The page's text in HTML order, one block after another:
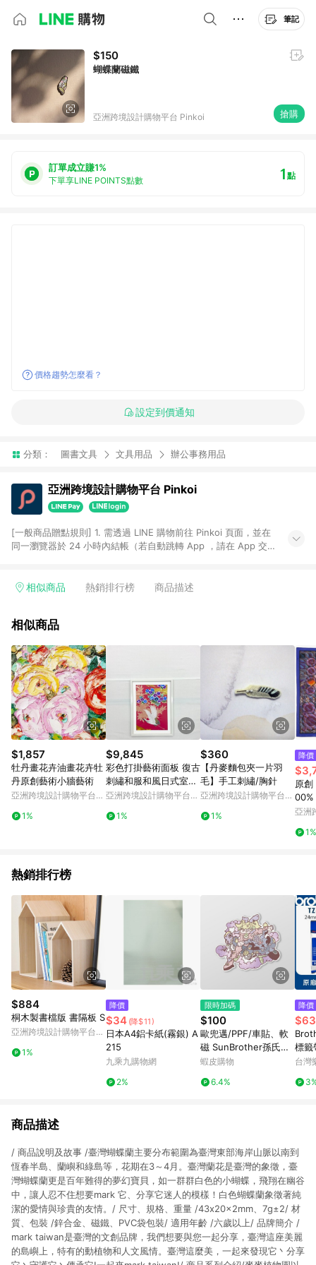
筆記
$150
蝴蝶蘭磁鐵
亞洲跨境設計購物平台 Pinkoi 搶購
訂單成立賺1%
下單享LINE POINTS點數 1點
價格趨勢怎麼看？
設定到價通知
分類： 圖書文具 文具用品 辦公事務用品
亞洲跨境設計購物平台 Pinkoi
[一般商品贈點規則] 1. 需透過 LINE 購物前往 Pinkoi 頁面，並在
同一瀏覽器於 24 小時內結帳（若自動跳轉 App ，請在 App 交
回饋訂單不得享有 Pinkoi 站方優惠，例如首購優惠，P coins，
行為，不具贈點資格，部分退款不在此限。 6. APP 請更新至
貨後 45 天後發送。 8. 群眾募資商品，禮物卡，開館保證金，補
運費，攤位費等不具贈點資格。 9. LINE 購物站上之商品規格、
顏色、價位、贈品如與 Pinkoi 商品資訊頁及購物車不符，以
Pinkoi 購物商品資訊頁及購物車標示為準。 10. 點數紅包使用規
則請以點數紅包活動說明為準。 11. 若於 LINE 購物前往 Pinkoi
頁面後才首次下載 Pinkoi APP 並完成訂單，不符合導購資格；承
上，首次下載 Pinkoi APP 後，需透過 LINE 購物前往 Pinkoi 頁
面，方享導購資格。
相似商品 熱銷排行榜 商品描述
相似商品
$1,857
牡丹畫花卉油畫花卉牡
丹原創藝術小牆藝術
亞洲跨境設計購物平台
1%
$9,845
彩色打掛藝術面板 復古
刺繡和服和風日式室內
裝飾 禮物鶴 結婚禮物
運物品 帶框室內裝飾
亞洲跨境設計購物平台
1%
$360
【丹麥麵包夾一片羽
毛】手工刺繡/胸針
亞洲跨境設計購物平台
1%
降價
原
00%
設計
亞洲
1%
熱銷排行榜
$884
桐木製書檔版 書隔板 S
亞洲跨境設計購物平台
1%
降價
$34 (降$11)
日本A4鋁卡紙(霧銀) A
215
九乘九購物網
2%
限時加碼
$100
歐兜邁/PPF/車貼、軟
磁 SunBrother孫氏兄
弟 3M 反光貼紙 防水
貼
蝦皮購物
6.4%
降價
標籤
字 )
台灣
商品描述
/ 商品說明及故事 /臺灣蝴蝶蘭主要分布範圍為臺灣東部海岸山脈以南到
恆春半島、蘭嶼和綠島等，花期在3～4月。臺灣蘭花是臺灣的象徵，臺
灣蝴蝶蘭更是百年難得的夢幻寶貝，如一群群白色的小蝴蝶，飛翔在幽谷
中，讓人忍不住想要mark 它、分享它迷人的模樣！白色蝴蝶蘭象徵著純
潔的愛情與珍貴的友情。/ 尺寸、規格、重量 /43x20x2mm、7g±2/ 材
質、包裝 /鋅合金、磁鐵、PVC袋包裝/ 適用年齡 /六歲以上/ 品牌簡介 /
mark taiwan是臺灣的文創品牌，我們想要與您一起分享，臺灣這座美麗
的島嶼上，特有的動植物和人文風情。臺灣這麼美，一起來發現它丶分享